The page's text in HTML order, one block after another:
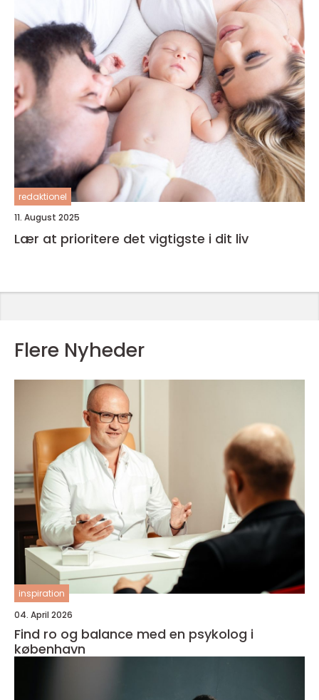
redaktionel
11. August 2025
Lær at prioritere det vigtigste i dit liv
Flere Nyheder
inspiration
04. April 2026
Find ro og balance med en psykolog i
københavn